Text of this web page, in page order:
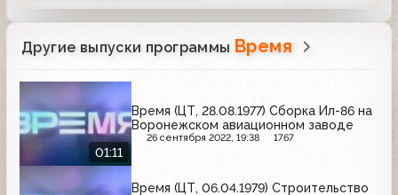
Другие выпуски программы Время
01:11
Время (ЦТ, 28.08.1977) Сборка Ил-86 на
Воронежском авиационном заводе
26 сентября 2022, 19:38 1767
Время (ЦТ, 06.04.1979) Строительство